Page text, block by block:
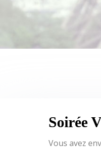
Soirée
Vous avez